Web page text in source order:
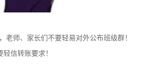
老师、家长们不要轻易对外公布班级群！
信转账要求！